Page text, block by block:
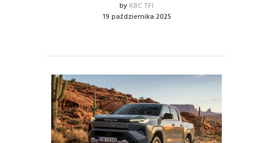
by KBC TFI
19 października 2025